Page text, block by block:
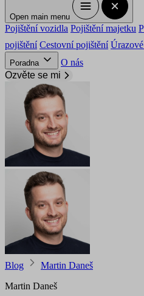
Open main menu
Pojištění vozidla Pojištění majetku
pojištění Cestovní pojištění
Poradna
O nás
Ozvěte se mi
Blog
Martin Daneš
Martin Daneš